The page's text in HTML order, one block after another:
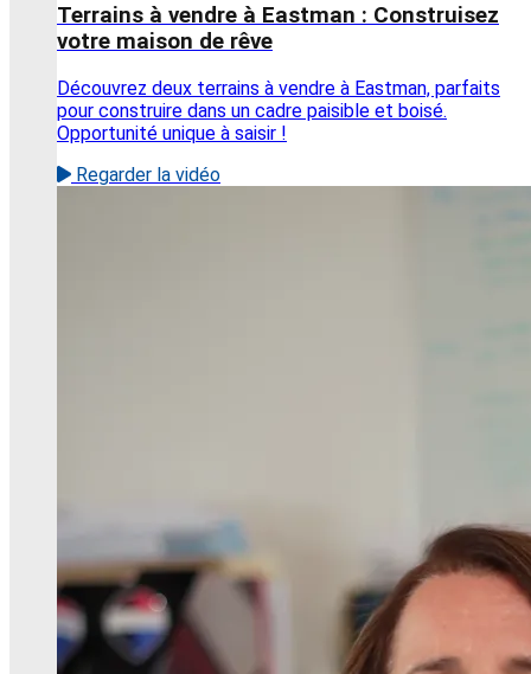
Terrains à vendre à Eastman : Construisez
votre maison de rêve
Découvrez deux terrains à vendre à Eastman, parfaits
pour construire dans un cadre paisible et boisé.
Opportunité unique à saisir !
Regarder la vidéo